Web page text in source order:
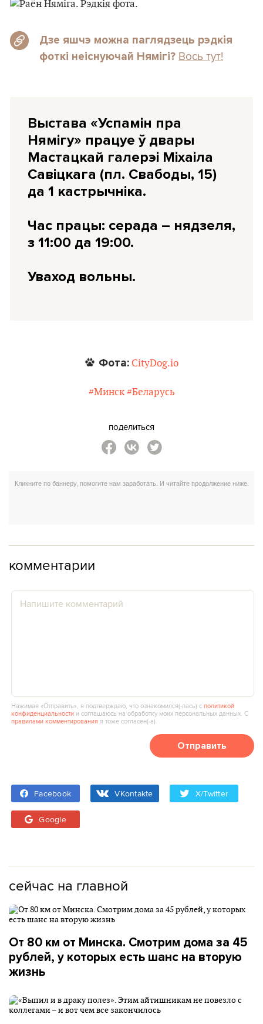
Дзе яшчэ можна паглядзець рэдкія
фоткі неіснуючай Нямігі? Вось тут!
Выстава «Успамін пра
Нямігу» працуе ў двары
Мастацкай галерэі Міхаіла
Савіцкага (пл. Свабоды, 15)
да 1 кастрычніка.
Час працы: серада – нядзеля,
з 11:00 да 19:00.
Уваход вольны.
Фота: CityDog.io
#Минск #Беларусь
поделиться
комментарии
Нажимая «Отправить», я подтверждаю, что ознакомился(‑лась) сполитикой
конфиденциальности и соглашаюсь на обработку моих персональных данных. С
правилами комментирования я тоже согласен(‑а).
Отправить
Facebook VKontakte X/Twitter
Google
сейчас на главной
От 80 км от Минска. Смотрим дома за 45
рублей, у которых есть шанс на вторую
жизнь